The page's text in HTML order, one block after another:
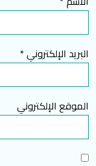
البريد الإلكتروني*
الموقع الإلكتروني